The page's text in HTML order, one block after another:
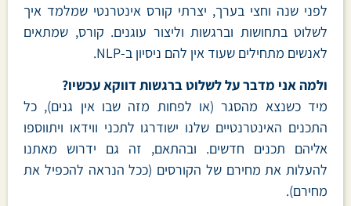
לפני שנה וחצי בערך, יצרתי קורס אינטרנטי שמלמד איך
לשלוט בתחושות וברגשות וליצור עוגנים. קורס, שמתאים
לאנשים מתחילים שעוד אין להם ניסיון ב-NLP.
ולמה אני מדבר על לשלוט ברגשות דווקא עכשיו?
מיד כשנצא מהסגר (או לפחות מזה שבו אין גנים), כל
התכנים האינטרנטיים שלנו ישודרגו לתכני ווידאו ויתווספו
אליהם תכנים חדשים. ובהתאם, זה גם ידרוש מאתנו
להעלות את מחירם של הקורסים (ככל הנראה להכפיל את
מחירם).